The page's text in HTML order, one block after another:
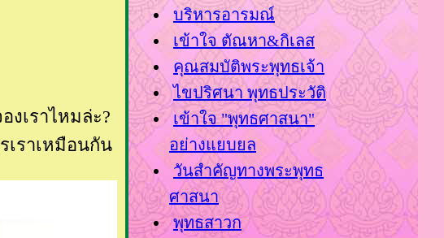
งเราไหมล่ะ?
เราเหมือนกัน
บริหารอารมณ์
เข้าใจ ตัณหา&กิเลส
คุณสมบัติพระพุทธเจ้า
ไขปริศนา พุทธประวัติ
เข้าใจ "พุทธศาสนา"
อย่างแยบยล
วันสำคัญทางพระพุทธ
ศาสนา
พุทธสาวก